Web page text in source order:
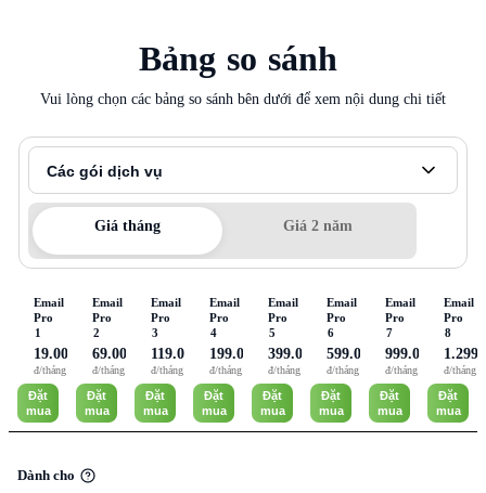
Bảng so sánh
Vui lòng chọn các bảng so sánh bên dưới để xem nội dung chi tiết
Các gói dịch vụ
Giá tháng Giá 2 năm
Email
Pro
1
19.000
đ/tháng
Đặt
mua
Email
Pro
2
69.000
đ/tháng
Đặt
mua
Email
Pro
3
119.000
đ/tháng
Đặt
mua
Email
Pro
4
199.000
đ/tháng
Đặt
mua
Email
Pro
5
399.000
đ/tháng
Đặt
mua
Email
Pro
6
599.000
đ/tháng
Đặt
mua
Email
Pro
7
999.000
đ/tháng
Đặt
mua
Email
Pro
8
đ/tháng
Đặt
mua
Dành cho